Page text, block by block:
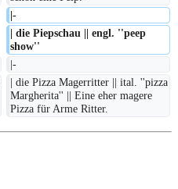
|-
| die Piepschau || engl. ''peep
show''
|-
| die Pizza Magerritter || ital. ''pizza
Margherita'' || Eine eher magere
Pizza für Arme Ritter.